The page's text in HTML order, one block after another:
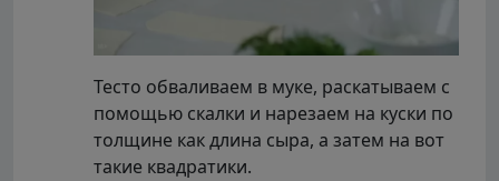
Тесто обваливаем в муке, раскатываем с
помощью скалки и нарезаем на куски по
толщине как длина сыра, а затем на вот
такие квадратики.